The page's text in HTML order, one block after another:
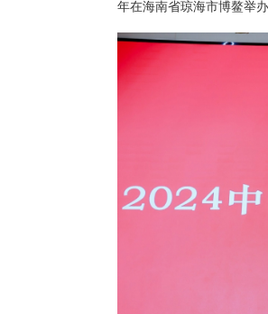
年在海南省琼海市博鳌举